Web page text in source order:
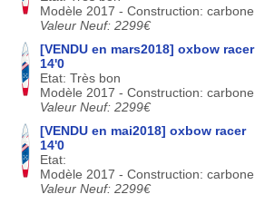
Modèle 2017 - Construction: carbone
Valeur Neuf: 2299€
[VENDU en mars2018] oxbow racer
14'0
Etat: Très bon
Modèle 2017 - Construction: carbone
Valeur Neuf: 2299€
[VENDU en mai2018] oxbow racer
14'0
Etat:
Modèle 2017 - Construction: carbone
Valeur Neuf: 2299€